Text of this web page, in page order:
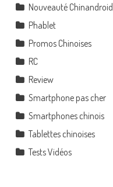
Nouveauté Chinandroid
Phablet
Promos Chinoises
RC
Review
Smartphone pas cher
Smartphones chinois
Tablettes chinoises
Tests Vidéos